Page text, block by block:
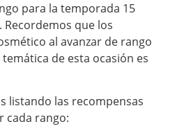
para la temporada 15
que los
al avanzar de rango
de esta ocasión es
listando las recompensas
cada rango: